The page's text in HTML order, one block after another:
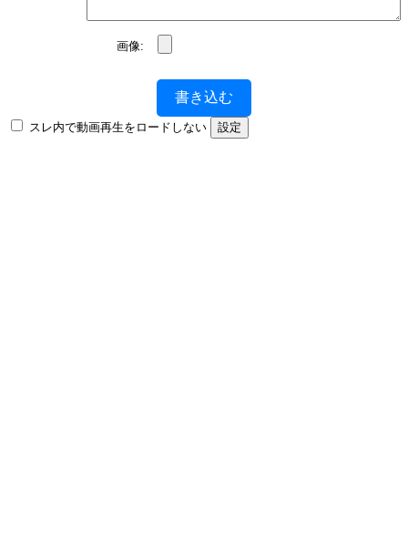
画像:
書き込む
スレ内で動画再生をロードしない